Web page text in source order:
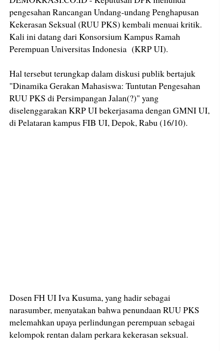
pengesahan Rancangan Undang-undang Penghapusan
Kekerasan Seksual (RUU PKS) kembali menuai kritik.
Kali ini datang dari Konsorsium Kampus Ramah
Perempuan Universitas Indonesia (KRP UI).
Hal tersebut terungkap dalam diskusi publik bertajuk
"Dinamika Gerakan Mahasiswa: Tuntutan Pengesahan
RUU PKS di Persimpangan Jalan(?)" yang
diselenggarakan KRP UI bekerjasama dengan GMNI UI,
di Pelataran kampus FIB UI, Depok, Rabu (16/10).
Dosen FH UI Iva Kusuma, yang hadir sebagai
narasumber, menyatakan bahwa penundaan RUU PKS
melemahkan upaya perlindungan perempuan sebagai
kelompok rentan dalam perkara kekerasan seksual.